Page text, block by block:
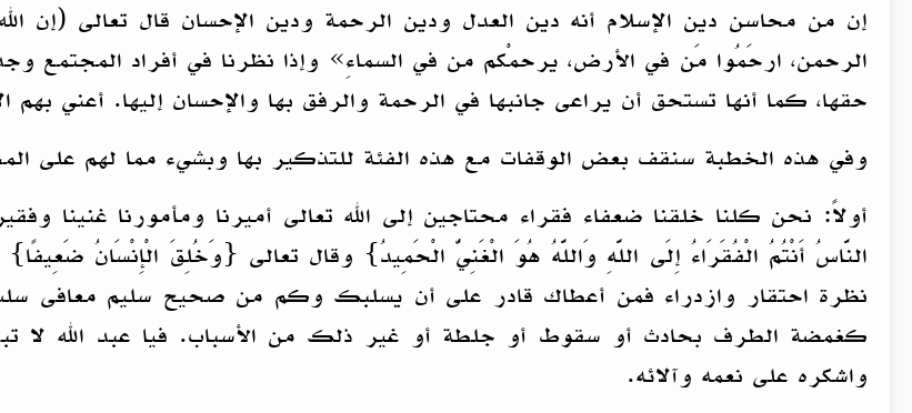
إن من محاسن دين الإسلام أنه دين العدل ودين الرحمة ودين الإحسان قال تعالى (إن
الرحمن، ارحَمُوا مَن في الأرض، يرحمْكم من في السماءِ» وإذا نظرنا في أفراد المجتمع
حقها، كما أنها تستحق أن يراعى جانبها في الرحمة والرفق بها والإحسان إليها. أعني بهم
وفي هذه الخطبة سنقف بعض الوقفات مع هذه الفئة للتذكير بها وبشيء مما لهم على
أولاً: نحن كلنا خلقنا ضعفاء فقراء محتاجين إلى الله تعالى أميرنا ومأمورنا غنينا
النَّاسُ أَنْتُمُ الْفُقَرَاءُ إِلَى اللَّهِ وَاللَّهُ هُوَ الْغَنِيُّ الْحَمِيدُ} وقال تعالى {وَخُلِقَ الْإِنْسَانُ
نظرة احتقار وازدراء فمن أعطاك قادر على أن يسلبك وكم من صحيح سليم معافى
كغمضة الطرف بحادث أو سقوط أو جلطة أو غير ذلك من الأسباب. فيا عبد الله لا
واشكره على نعمه وآلائه.